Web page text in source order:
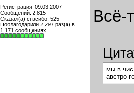
Регистрация: 09.03.2007
Сообщений: 2,815
Сказал(а) спасибо: 525
Поблагодарили 2,297 раз(а) в
1,171 сообщениях
Всё-
мы в
австро-